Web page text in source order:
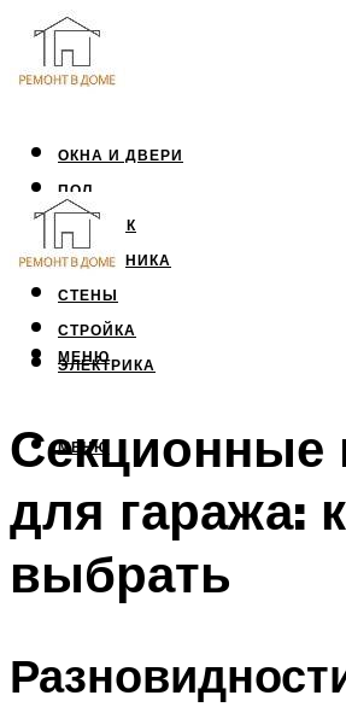
ОКНА И ДВЕРИ
ПОЛ
ПОТОЛОК
САНТЕХНИКА
СТЕНЫ
СТРОЙКА
ЭЛЕКТРИКА
МЕНЮ
МЕНЮ
Секционные
для гаража:
выбрать